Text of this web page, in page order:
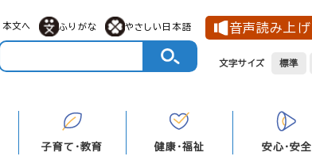
本文へ ふりがな やさしい日本語 音声読み上げ
文字サイズ 標準
子育て・教育 健康・福祉 安心・安全